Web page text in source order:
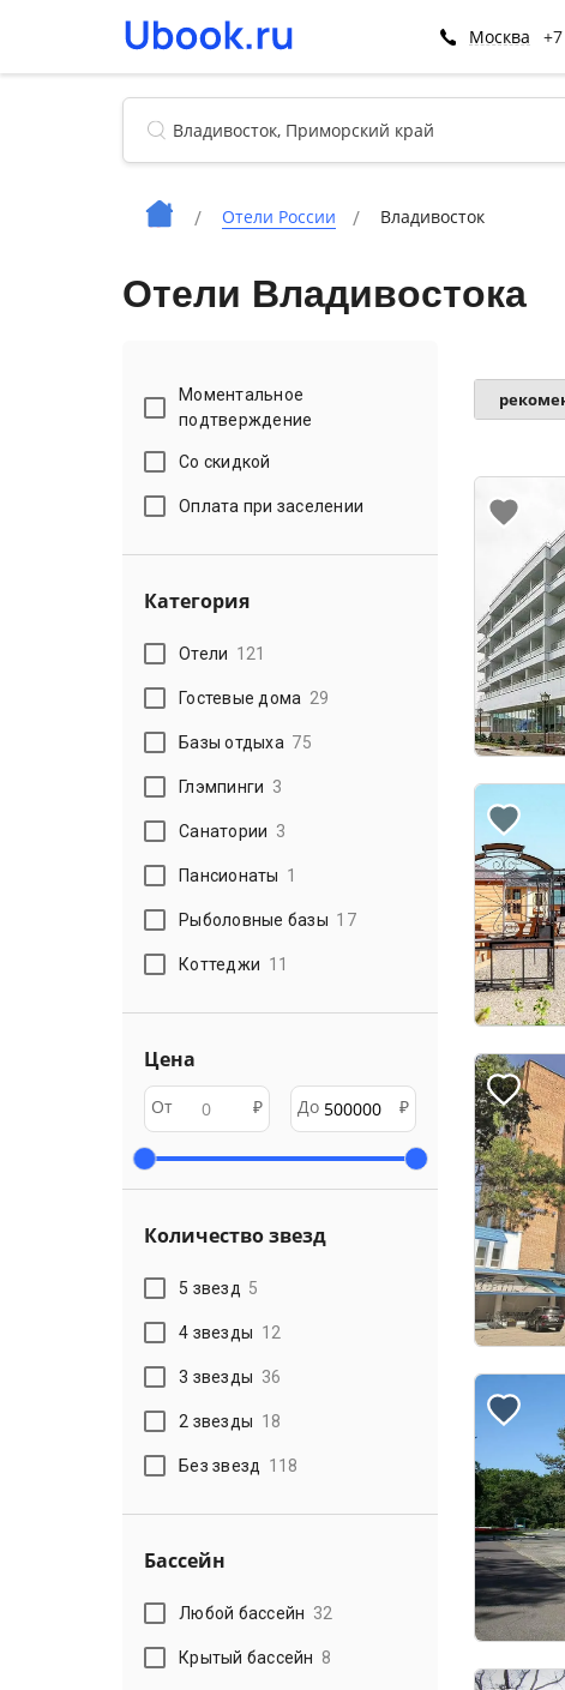
Москва
Отели России Владивосток
Отели Владивостока
Моментальное
подтверждение
Со скидкой
Оплата при заселении
Категория
Отели 121
Гостевые дома 29
Базы отдыха 75
Глэмпинги 3
Санатории 3
Пансионаты 1
Рыболовные базы 17
Коттеджи 11
Цена
От ₽ До ₽
Количество звезд
5 звезд 5
4 звезды 12
3 звезды 36
2 звезды 18
Без звезд 118
Бассейн
Любой бассейн 32
Крытый бассейн 8